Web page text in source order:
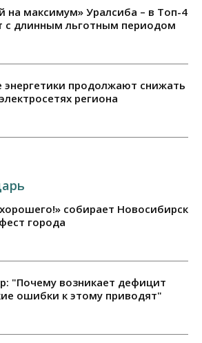
на максимум» Уралсиба – в Топ-4
с длинным льготным периодом
энергетики продолжают снижать
региона
собирает Новосибирск
города
"Почему возникает дефицит
ошибки к этому приводят"